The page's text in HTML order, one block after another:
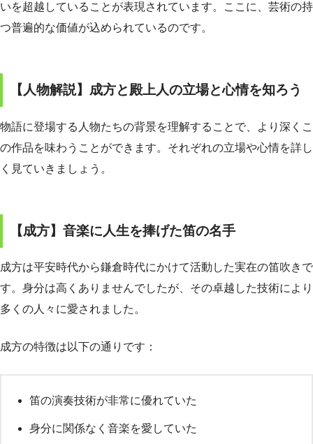
いを超越していることが表現されています。ここに、芸術の持
つ普遍的な価値が込められているのです。
【人物解説】成方と殿上人の立場と心情を知ろう
物語に登場する人物たちの背景を理解することで、より深くこ
の作品を味わうことができます。それぞれの立場や心情を詳し
く見ていきましょう。
【成方】音楽に人生を捧げた笛の名手
成方は平安時代から鎌倉時代にかけて活動した実在の笛吹きで
す。身分は高くありませんでしたが、その卓越した技術により
多くの人々に愛されました。
成方の特徴は以下の通りです：
笛の演奏技術が非常に優れていた
身分に関係なく音楽を愛していた